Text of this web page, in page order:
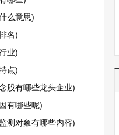
么意思)
名)
业)
点)
股有哪些龙头企业)
有哪些呢)
测对象有哪些内容)